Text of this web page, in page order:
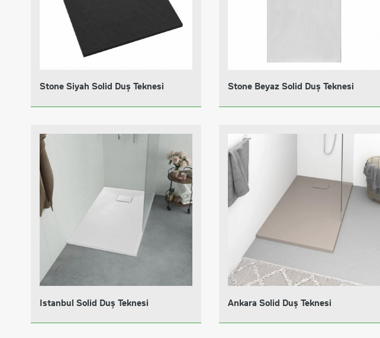
Stone Siyah Solid Duş Teknesi Stone Beyaz Solid Duş Teknesi
Istanbul Solid Duş Teknesi Ankara Solid Duş Teknesi